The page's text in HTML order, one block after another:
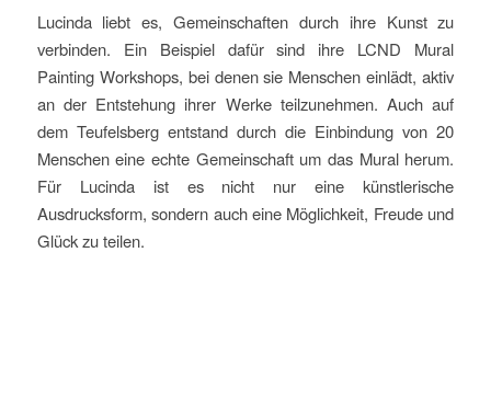
Lucinda liebt es, Gemeinschaften durch ihre Kunst zu
verbinden. Ein Beispiel dafür sind ihre LCND Mural
Painting Workshops, bei denen sie Menschen einlädt, aktiv
an der Entstehung ihrer Werke teilzunehmen. Auch auf
dem Teufelsberg entstand durch die Einbindung von 20
Menschen eine echte Gemeinschaft um das Mural herum.
Für Lucinda ist es nicht nur eine künstlerische
Ausdrucksform, sondern auch eine Möglichkeit, Freude und
Glück zu teilen.